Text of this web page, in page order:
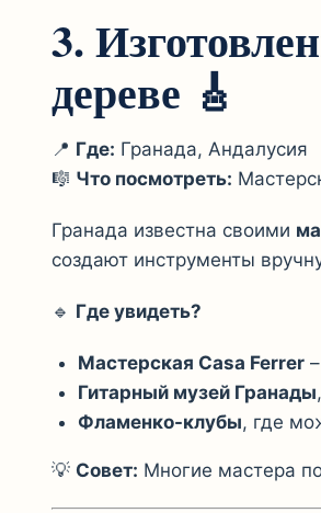
3.
дереве 🎸
📍 Где: Гранада, Андалусия
🎼 Что посмотреть:
Гранада известна своими
создают инструменты
🔹 Где увидеть?
Мастерская Casa Ferrer
Гитарный музей Гранады
Фламенко-клубы, где
💡 Совет: Многие мастера